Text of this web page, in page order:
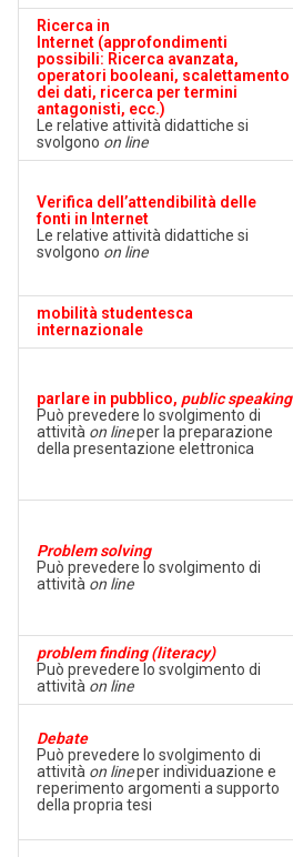
Ricerca in
Internet (approfondimenti
possibili: Ricerca avanzata,
operatori booleani, scalettamento
dei dati, ricerca per termini
antagonisti, ecc.)
Le relative attività didattiche si
svolgono on line
Verifica dell’attendibilità delle
fonti in Internet
Le relative attività didattiche si
svolgono on line
mobilità studentesca
internazionale
parlare in pubblico, public speaking
Può prevedere lo svolgimento di
attività on lineper la preparazione
della presentazione elettronica
Problem solving
Può prevedere lo svolgimento di
attività on line
problem finding (literacy)
Può prevedere lo svolgimento di
attività on line
Debate
Può prevedere lo svolgimento di
attività on lineper individuazione e
reperimento argomenti a supporto
della propria tesi